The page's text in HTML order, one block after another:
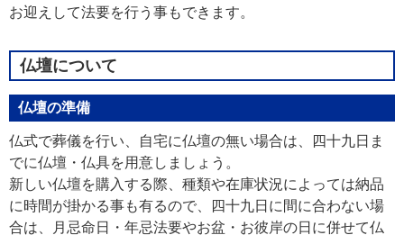
お迎えして法要を行う事もできます。
仏壇について
仏壇の準備
仏式で葬儀を行い、自宅に仏壇の無い場合は、四十九日ま
でに仏壇・仏具を用意しましょう。
新しい仏壇を購入する際、種類や在庫状況によっては納品
に時間が掛かる事も有るので、四十九日に間に合わない場
合は、月忌命日・年忌法要やお盆・お彼岸の日に併せて仏